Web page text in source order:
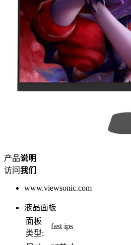
产品说明
访问我们
www.viewsonic.com
液晶面板
面板
类型:
fast ips